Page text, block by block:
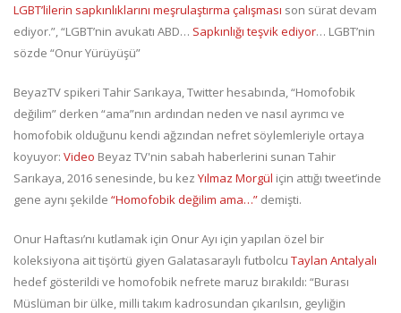
LGBT’lilerin sapkınlıklarını meşrulaştırma çalışması son sürat devam
ediyor.”, “LGBT’nin avukatı ABD… Sapkınlığı teşvik ediyor… LGBT’nin
sözde “Onur Yürüyüşü”
BeyazTV spikeri Tahir Sarıkaya, Twitter hesabında, “Homofobik
değilim” derken “ama”nın ardından neden ve nasıl ayrımcı ve
homofobik olduğunu kendi ağzından nefret söylemleriyle ortaya
koyuyor: Video Beyaz TV'nin sabah haberlerini sunan Tahir
Sarıkaya, 2016 senesinde, bu kez Yılmaz Morgül için attığı tweet’inde
gene aynı şekilde “Homofobik değilim ama…” demişti.
Onur Haftası’nı kutlamak için Onur Ayı için yapılan özel bir
koleksiyona ait tişörtü giyen Galatasaraylı futbolcu Taylan Antalyalı
hedef gösterildi ve homofobik nefrete maruz bırakıldı: “Burası
Müslüman bir ülke, milli takım kadrosundan çıkarılsın, geyliğin